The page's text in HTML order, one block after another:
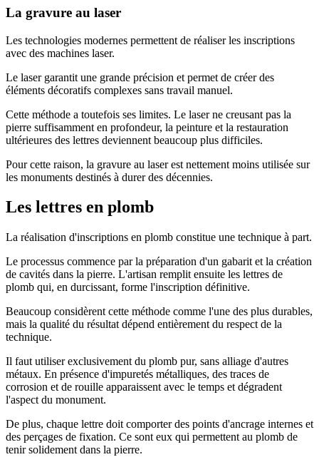
La gravure au laser
Les technologies modernes permettent de réaliser les inscriptions
avec des machines laser.
Le laser garantit une grande précision et permet de créer des
éléments décoratifs complexes sans travail manuel.
Cette méthode a toutefois ses limites. Le laser ne creusant pas la
pierre suffisamment en profondeur, la peinture et la restauration
ultérieures des lettres deviennent beaucoup plus difficiles.
Pour cette raison, la gravure au laser est nettement moins utilisée sur
les monuments destinés à durer des décennies.
Les lettres en plomb
La réalisation d'inscriptions en plomb constitue une technique à part.
Le processus commence par la préparation d'un gabarit et la création
de cavités dans la pierre. L'artisan remplit ensuite les lettres de
plomb qui, en durcissant, forme l'inscription définitive.
Beaucoup considèrent cette méthode comme l'une des plus durables,
mais la qualité du résultat dépend entièrement du respect de la
technique.
Il faut utiliser exclusivement du plomb pur, sans alliage d'autres
métaux. En présence d'impuretés métalliques, des traces de
corrosion et de rouille apparaissent avec le temps et dégradent
l'aspect du monument.
De plus, chaque lettre doit comporter des points d'ancrage internes et
des perçages de fixation. Ce sont eux qui permettent au plomb de
tenir solidement dans la pierre.